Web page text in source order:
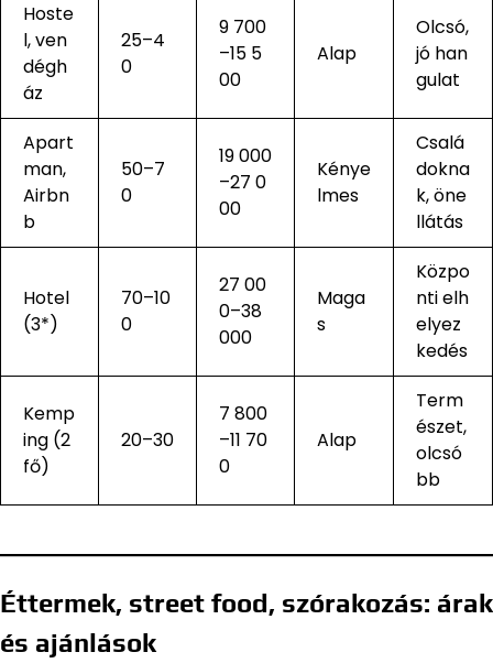
Hoste
l, ven
dégh
áz
25–4
0
9 700
–15 5
00
Alap
Olcsó,
jó han
gulat
Apart
man,
Airbn
b
50–7
0
19 000
–27 0
00
Kénye
lmes
Csalá
dokna
k, öne
llátás
Hotel
(3*)
70–10
0
27 00
0–38
000
Maga
s
Közpo
nti elh
elyez
kedés
Kemp
ing (2
fő)
20–30
7 800
–11 70
0
Alap
Term
észet,
olcsó
bb
Éttermek, street food, szórakozás: árak
és ajánlások